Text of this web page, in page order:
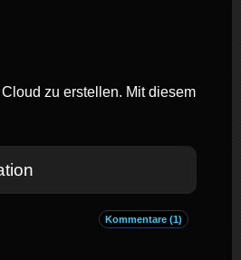
zu erstellen. Mit diesem
Kommentare (1)